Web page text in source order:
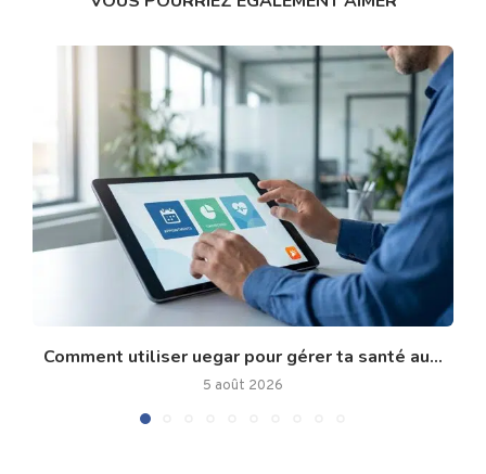
Comment utiliser uegar pour gérer ta santé au...
5 août 2026